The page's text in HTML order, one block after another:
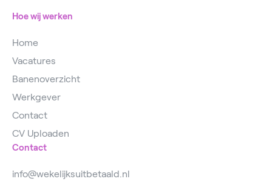
Hoe wij werken
Home
Vacatures
Banenoverzicht
Werkgever
Contact
CV Uploaden
Contact
info@wekelijksuitbetaald.nl